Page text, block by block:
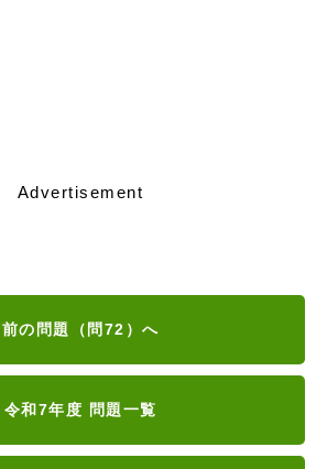
Advertisement
前の問題（問72）へ
令和7年度 問題一覧